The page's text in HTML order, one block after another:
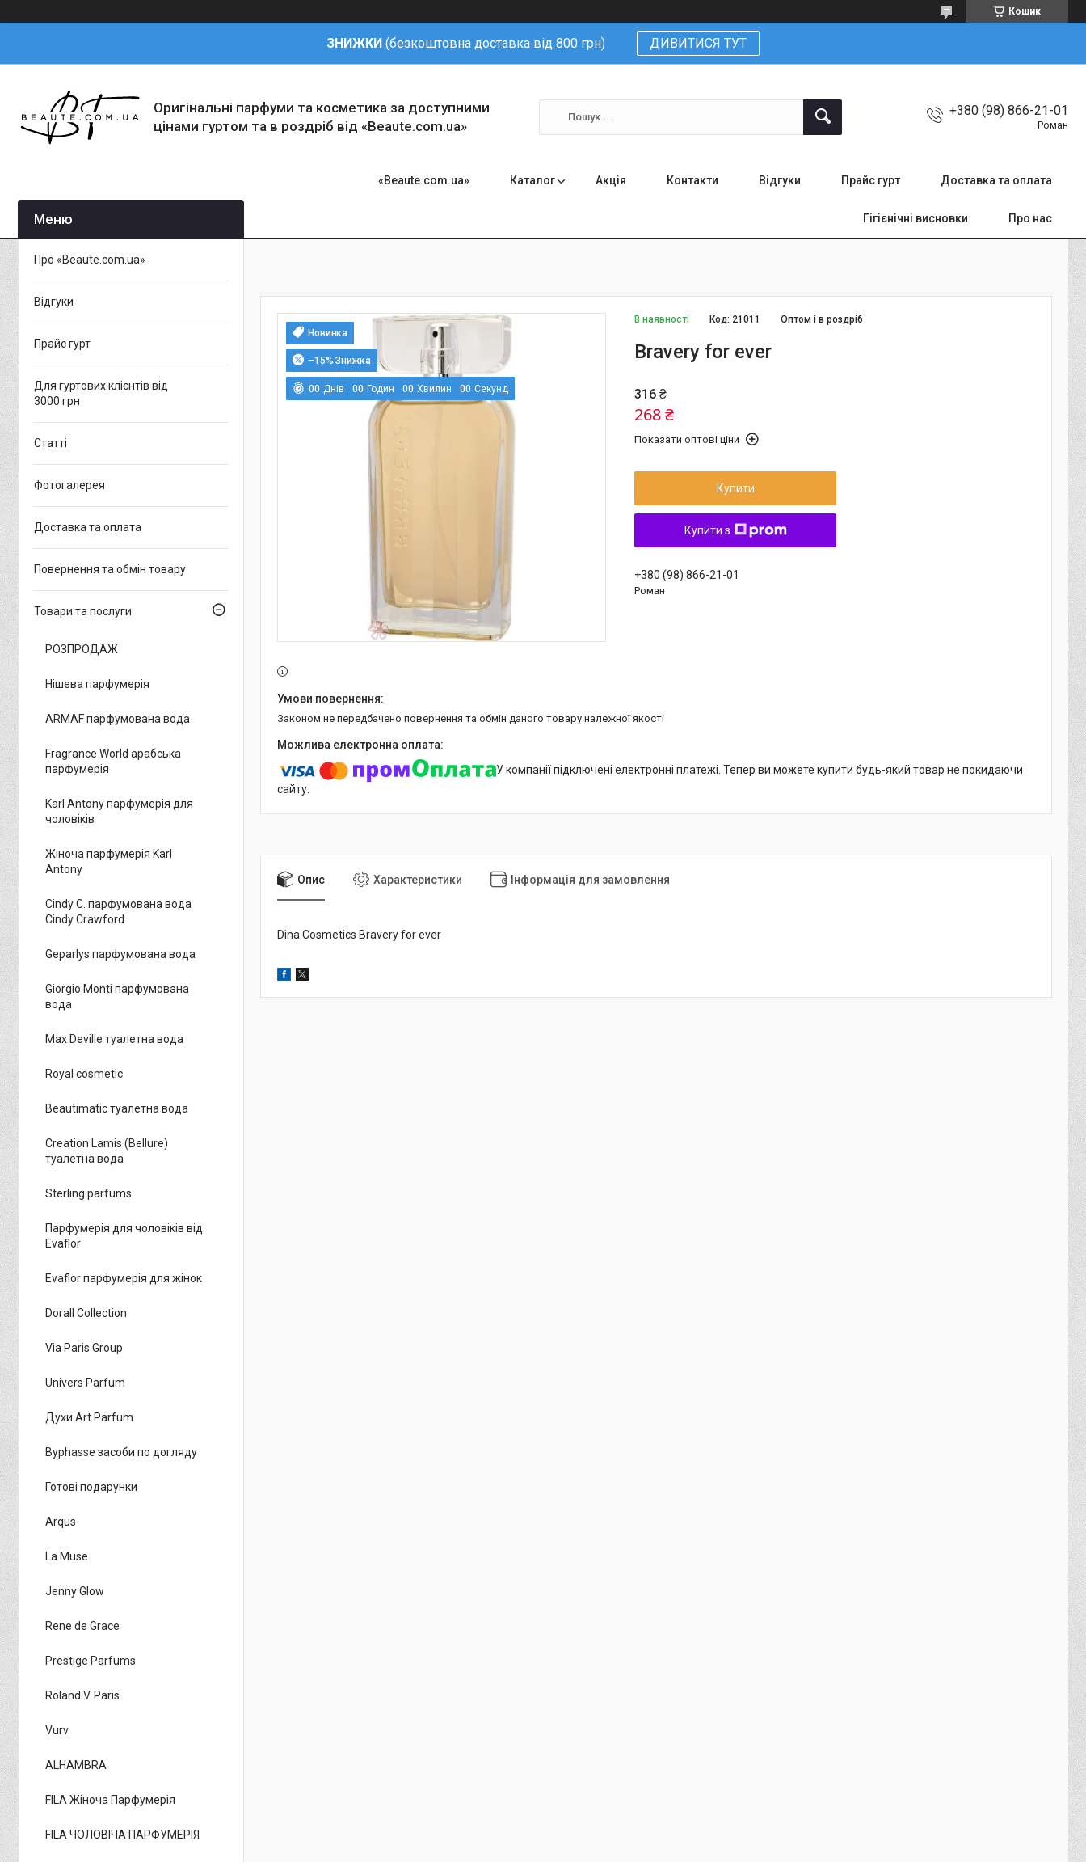
Кошик
ЗНИЖКИ (безкоштовна доставка від 800 грн) ДИВИТИСЯ ТУТ
Оригінальні парфуми та косметика за доступними
цінами гуртом та в роздріб від «Beaute.com.ua»
+380 (98) 866-21-01
Роман
«Beaute.com.ua» Каталог Акція Контакти Відгуки Прайс гурт Доставка та оплата
Гігієнічні висновки Про нас
Новинка
–15%
00 Днів 00 Годин 00 Хвилин 00 Секунд
В наявності Оптом і в роздріб
Код: 21011
Bravery for ever
316 ₴
268 ₴
Показати оптові ціни
Купити
Купити з
+380 (98) 866-21-01
Роман
Законом не передбачено повернення та обмін даного товару належної якості
У компанії підключені електронні платежі. Тепер ви можете купити будь-який товар не покидаючи
сайту.
Опис Характеристики Інформація для замовлення
Dina Cosmetics Bravery for ever
Про «Beaute.com.ua»
Відгуки
Прайс гурт
Для гуртових клієнтів від
3000 грн
Статті
Фотогалерея
Доставка та оплата
Повернення та обмін товару
Товари та послуги
РОЗПРОДАЖ
Нішева парфумерія
ARMAF парфумована вода
Fragrance World арабська
парфумерія
Karl Antony парфумерія для
чоловіків
Жіноча парфумерія Karl
Antony
Cindy C. парфумована вода
Cindy Crawford
Geparlys парфумована вода
Giorgio Monti парфумована
вода
Max Deville туалетна вода
Royal cosmetic
Beautimatic туалетна вода
Creation Lamis (Bellure)
туалетна вода
Sterling parfums
Парфумерія для чоловіків від
Evaflor
Evaflor парфумерія для жінок
Dorall Collection
Via Paris Group
Univers Parfum
Духи Art Parfum
Byphasse засоби по догляду
Готові подарунки
Arqus
La Muse
Jenny Glow
Rene de Grace
Prestige Parfums
Roland V. Paris
Vurv
ALHAMBRA
FILA Жіноча Парфумерія
FILA ЧОЛОВІЧА ПАРФУМЕРІЯ